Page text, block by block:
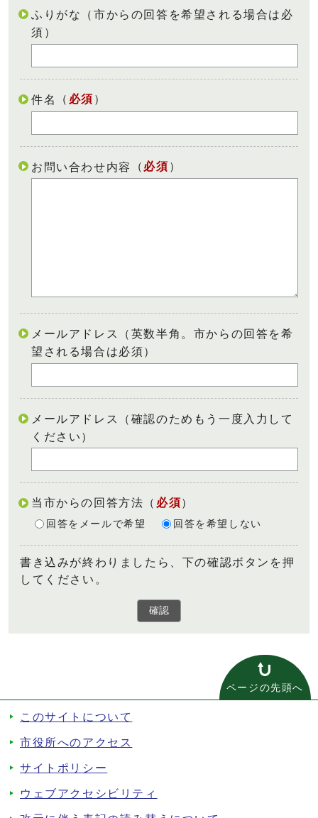
ふりがな（市からの回答を希望される場合は必
須）
件名 （ 必須 ）
お問い合わせ内容 （ 必須 ）
メールアドレス（英数半角。市からの回答を希
望される場合は必須）
メールアドレス（確認のためもう一度入力して
ください）
当市からの回答方法 （ 必須）
回答をメールで希望 回答を希望しない
書き込みが終わりましたら、下の確認ボタンを押
してください。
確認
ページの先頭へ
このサイトについて
市役所へのアクセス
サイトポリシー
ウェブアクセシビリティ